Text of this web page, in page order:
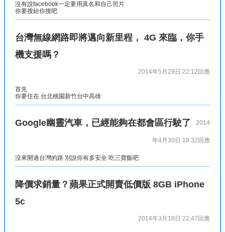
沒有說facebook一定要用真名和自己照片
你要搜給你搜吧
台灣無線網路即將邁向新里程， 4G 來臨，你手
機支援嗎？
2014年5月29日 22:12 回應
首先
你要住在 台北桃園新竹台中高雄
Google幽靈汽車，已經能夠在都會區行駛了 2014
年4月30日 19:32 回應
沒來開過台灣的路 別說你有多安全 吃三寶飯吧
降價求銷量？蘋果正式開賣低價版 8GB iPhone
5c
2014年3月18日 22:47 回應